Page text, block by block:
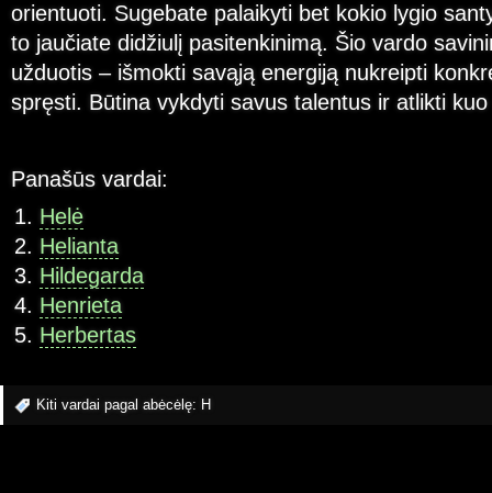
orientuoti. Sugebate palaikyti bet kokio lygio
to jaučiate didžiulį pasitenkinimą. Šio vardo
užduotis – išmokti savąją energiją nukreipti
spręsti. Būtina vykdyti savus talentus ir atlikti
Panašūs vardai:
Helė
Helianta
Hildegarda
Henrieta
Herbertas
Kiti vardai pagal abėcėlę: H